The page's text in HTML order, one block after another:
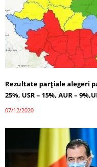
Rezultate parțiale alegeri
25%, USR – 15%, AUR –
07/12/2020